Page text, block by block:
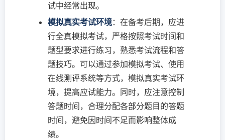
试中经常出现。
模拟真实考试环境：在备考后期，应进
行全真模拟考试，严格按照考试时间和
题型要求进行练习，熟悉考试流程和答
题技巧。可以通过参加模拟考试、使用
在线测评系统等方式，模拟真实考试环
境，提高应试能力。同时，应注意控制
答题时间，合理分配各部分题目的答题
时间，避免因时间不足而影响整体成
绩。